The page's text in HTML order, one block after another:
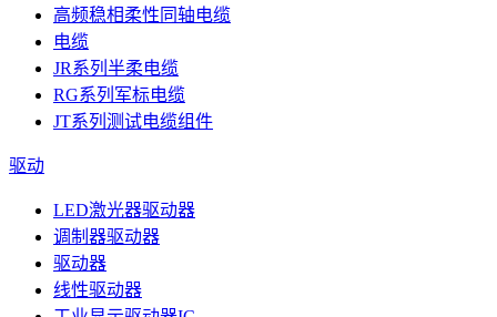
高频稳相柔性同轴电缆
电缆
JR系列半柔电缆
RG系列军标电缆
JT系列测试电缆组件
驱动
LED激光器驱动器
调制器驱动器
驱动器
线性驱动器